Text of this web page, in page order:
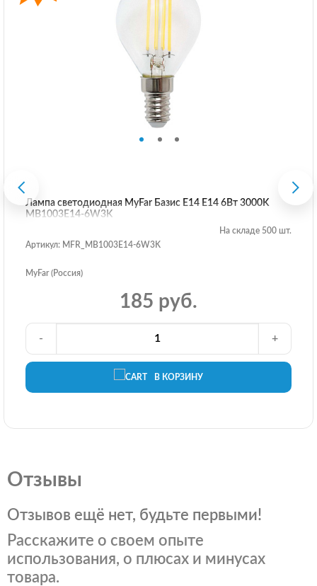
Лампа светодиодная MyFar Базис E14 E14 6Вт 3000K
MB1003E14-6W3K
На складе 500 шт.
Артикул: MFR_MB1003E14-6W3K
MyFar (Россия)
185 руб.
В КОРЗИНУ
- +
Отзывы
Отзывов ещё нет, будьте первыми!
Расскажите о своем опыте
использования, о плюсах и минусах
товара.